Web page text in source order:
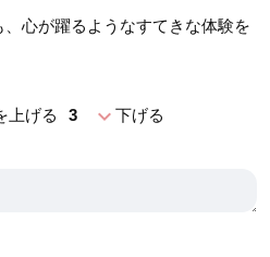
心が躍るようなすてきな体験を
上げる 3 expand_more下げる